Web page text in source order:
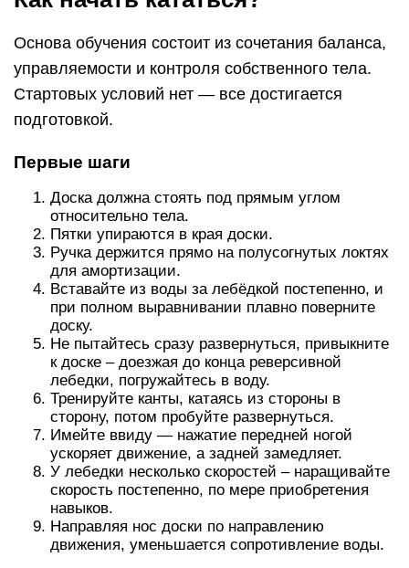
доску.
Не пытайтесь сразу развернуться, привыкните
к доске – доезжая до конца реверсивной
лебедки, погружайтесь в воду.
Тренируйте канты, катаясь из стороны в
сторону, потом пробуйте развернуться.
ускоряет движение, а задней замедляет.
скорость постепенно, по мере приобретения
навыков.
Направляя нос доски по направлению
движения, уменьшается сопротивление воды.